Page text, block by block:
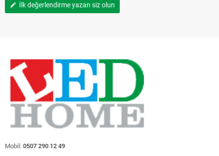
edit İlk değerlendirme yazan siz olun
Mobil: 0507 290 12 49